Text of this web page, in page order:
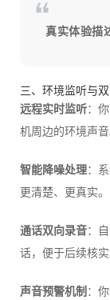
真实体验描
三、环境监听与
远程实时监听：
机周边的环境声音
智能降噪处理：
更清楚、更真实。
通话双向录音：
话，便于后续核实
声音预警机制 ：